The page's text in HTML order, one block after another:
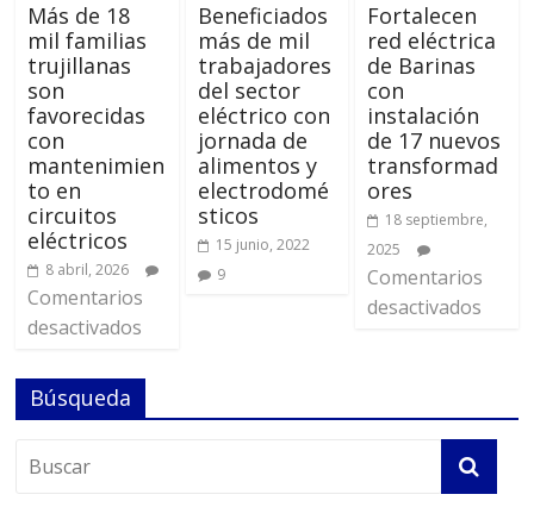
Más de 18
mil familias
trujillanas
son
favorecidas
con
mantenimien
to en
circuitos
eléctricos
8 abril, 2026
Comentarios
desactivados
Beneficiados
más de mil
trabajadores
del sector
eléctrico con
jornada de
alimentos y
electrodomé
sticos
15 junio, 2022
9
Fortalecen
red eléctrica
de Barinas
con
instalación
de 17 nuevos
transformad
ores
18 septiembre,
2025
Comentarios
desactivados
Búsqueda